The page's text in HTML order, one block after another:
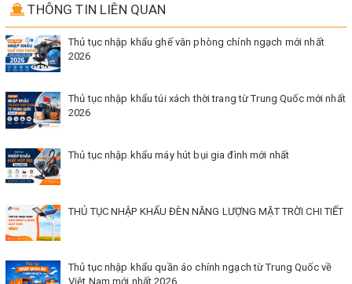
THÔNG TIN LIÊN QUAN
Thủ tục nhập khẩu ghế văn phòng chính ngạch mới nhất
2026
Thủ tục nhập khẩu túi xách thời trang từ Trung Quốc mới nhất
2026
Thủ tục nhập khẩu máy hút bụi gia đình mới nhất
THỦ TỤC NHẬP KHẨU ĐÈN NĂNG LƯỢNG MẶT TRỜI CHI TIẾT
Thủ tục nhập khẩu quần áo chính ngạch từ Trung Quốc về
Việt Nam mới nhất 2026